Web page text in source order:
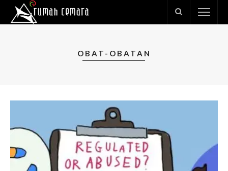
OBAT-OBATAN